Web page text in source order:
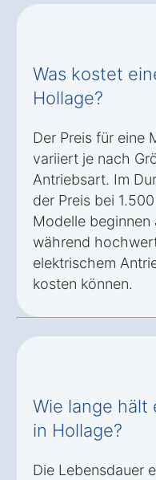
Was kostet
Hollage?
Der Preis für eine
variiert je nach
Antriebsart. Im
der Preis bei
Modelle
während
elektrischem
kosten können.
Wie lange hält
in Hollage?
Die Lebensdauer